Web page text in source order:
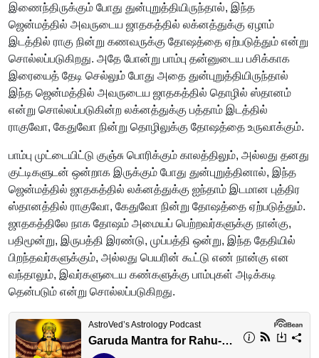
இணைந்திருக்கும் போது துன்புறுத்தியிருந்தால், இந்த
ஜென்மத்தில் அவருடைய ஜாதகத்தில் லக்னத்துக்கு ஏழாம்
இடத்தில் ராகு நின்று கணவருக்கு தோஷத்தை ஏற்படுத்தும் என்று
சொல்லப்படுகிறது. அதே போன்று பாம்பு தன்னுடைய பசிக்காக
இரையைத் தேடி செல்லும் போது அதை துன்புறுத்தியிருந்தால்
இந்த ஜென்மத்தில் அவருடைய ஜாதகத்தில் தொழில் ஸ்தானம்
என்று சொல்லப்படுகின்ற லக்னத்துக்கு பத்தாம் இடத்தில்
ராகுவோ, கேதுவோ நின்று தொழிலுக்கு தோஷத்தை உருவாக்கும்.
பாம்பு முட்டையிட்டு குஞ்சு பொரிக்கும் காலத்திலும், அல்லது தனது
குட்டிகளுடன் ஒன்றாக இருக்கும் போது துன்புறுத்தினால், இந்த
ஜென்மத்தில் ஜாதகத்தில் லக்னத்துக்கு ஐந்தாம் இடமான புத்திர
ஸ்தானத்தில் ராகுவோ, கேதுவோ நின்று தோஷத்தை ஏற்படுத்தும்.
ஜாதகத்திலே நாக தோஷம் அமையப் பெற்றவர்களுக்கு நான்கு,
பதிமூன்று, இருபத்தி இரண்டு, முப்பத்தி ஒன்று, இந்த தேதியில்
பிறந்தவர்களுக்கும், அல்லது பெயரின் கூட்டு எண் நான்கு என
வந்தாலும், இவர்களுடைய கண்களுக்கு பாம்புகள் அடிக்கடி
தென்படும் என்று சொல்லப்படுகிறது.